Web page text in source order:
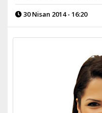
30 Nisan 2014 - 16:20